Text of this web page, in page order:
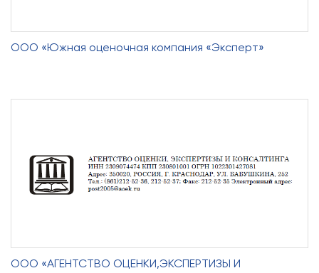
ООО «Южная оценочная компания «Эксперт»
ООО «АГЕНТСТВО ОЦЕНКИ,ЭКСПЕРТИЗЫ И